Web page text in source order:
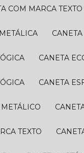
COM MARCA TEXTO
CANETA
CANETA
METÁLICO
TEXTO